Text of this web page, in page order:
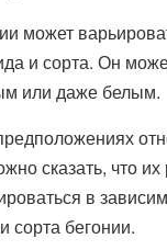
может
и сорта. Он
или даже белым.
сказать, что
в
сорта бегонии.